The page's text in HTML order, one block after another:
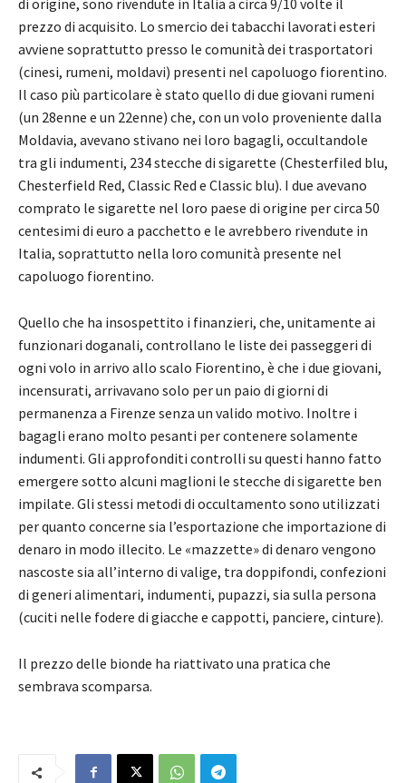
di origine, sono rivendute in Italia a circa 9/10 volte il
prezzo di acquisito. Lo smercio dei tabacchi lavorati esteri
avviene soprattutto presso le comunità dei trasportatori
(cinesi, rumeni, moldavi) presenti nel capoluogo fiorentino.
Il caso più particolare è stato quello di due giovani rumeni
(un 28enne e un 22enne) che, con un volo proveniente dalla
Moldavia, avevano stivano nei loro bagagli, occultandole
tra gli indumenti, 234 stecche di sigarette (Chesterfiled blu,
Chesterfield Red, Classic Red e Classic blu). I due avevano
comprato le sigarette nel loro paese di origine per circa 50
centesimi di euro a pacchetto e le avrebbero rivendute in
Italia, soprattutto nella loro comunità presente nel
capoluogo fiorentino.
Quello che ha insospettito i finanzieri, che, unitamente ai
funzionari doganali, controllano le liste dei passeggeri di
ogni volo in arrivo allo scalo Fiorentino, è che i due giovani,
incensurati, arrivavano solo per un paio di giorni di
permanenza a Firenze senza un valido motivo. Inoltre i
bagagli erano molto pesanti per contenere solamente
indumenti. Gli approfonditi controlli su questi hanno fatto
emergere sotto alcuni maglioni le stecche di sigarette ben
impilate. Gli stessi metodi di occultamento sono utilizzati
per quanto concerne sia l’esportazione che importazione di
denaro in modo illecito. Le «mazzette» di denaro vengono
nascoste sia all’interno di valige, tra doppifondi, confezioni
di generi alimentari, indumenti, pupazzi, sia sulla persona
(cuciti nelle fodere di giacche e cappotti, panciere, cinture).
Il prezzo delle bionde ha riattivato una pratica che
sembrava scomparsa.